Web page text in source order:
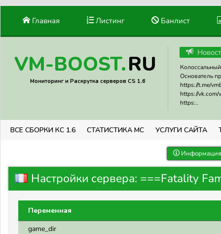
Главная Листинг Банлист
VM-BOOST.RU
Мониторинг и Раскрутка серверов CS 1.6
Основатель
https://t.me/
https://vk.com/
https:..
ВСЕ СБОРКИ КС 1.6 СТАТИСТИКА МС УСЛУГИ САЙТА
Настройки сервера: ===Fatality
Переменная
game_dir